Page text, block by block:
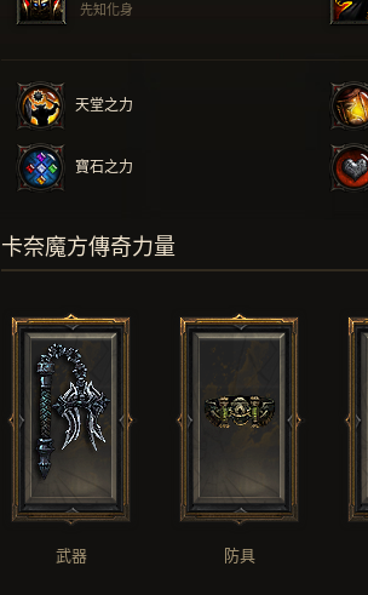
先知化身
天堂之力
寶石之力
卡奈魔方傳奇力量
武器 防具